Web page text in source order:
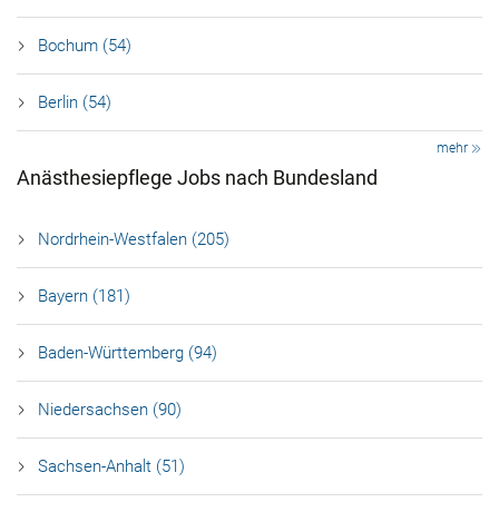
Bochum (54)
Berlin (54)
mehr
Anästhesiepflege Jobs nach Bundesland
Nordrhein-Westfalen (205)
Bayern (181)
Baden-Württemberg (94)
Niedersachsen (90)
Sachsen-Anhalt (51)